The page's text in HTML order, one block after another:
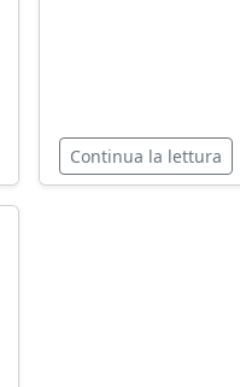
Continua la lettura